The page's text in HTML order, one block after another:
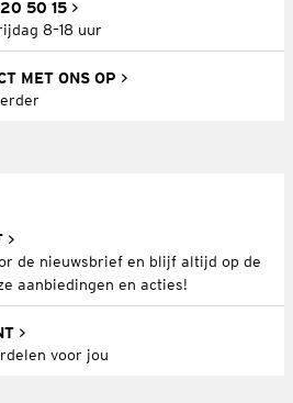
50 15
8–18 uur
MET ONS OP
de nieuwsbrief en blijf altijd op de
aanbiedingen en acties!
voor jou